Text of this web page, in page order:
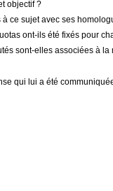
objectif ?
ce sujet avec ses
ont-ils été fixés pour
sont-elles associées à
qui lui a été